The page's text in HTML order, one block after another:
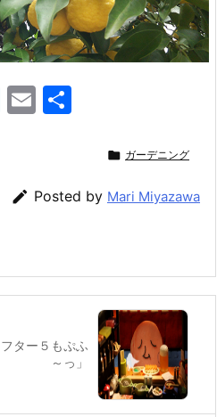
H
a
E
l
 ガーデニング
 Posted by Mari Miyazawa
ター５もぷふ
～っ」